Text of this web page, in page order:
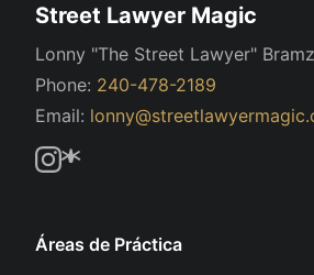
Street Lawyer Magic
Lonny "The Street Lawyer"
Phone: 240-478-2189
Email:
Áreas de Práctica